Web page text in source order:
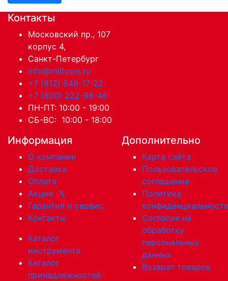
Контакты
Московский пр., 107
корпус 4,
Санкт-Петербург
info@miltools.ru
+7 (812) 648-17-22
+7 (800) 222-98-46
ПН-ПТ: 10:00 - 19:00
СБ-ВС: 10:00 - 18:00
Информация
О компании
Доставка
Оплата
Акции %
Гарантия и сервис
Контакты
Каталог
инструмента
Каталог
принадлежностей
Дополнительно
Карта сайта
Пользовательское
соглашение
Политика
Согласие на
обработку
персональных
данных
Возврат товаров